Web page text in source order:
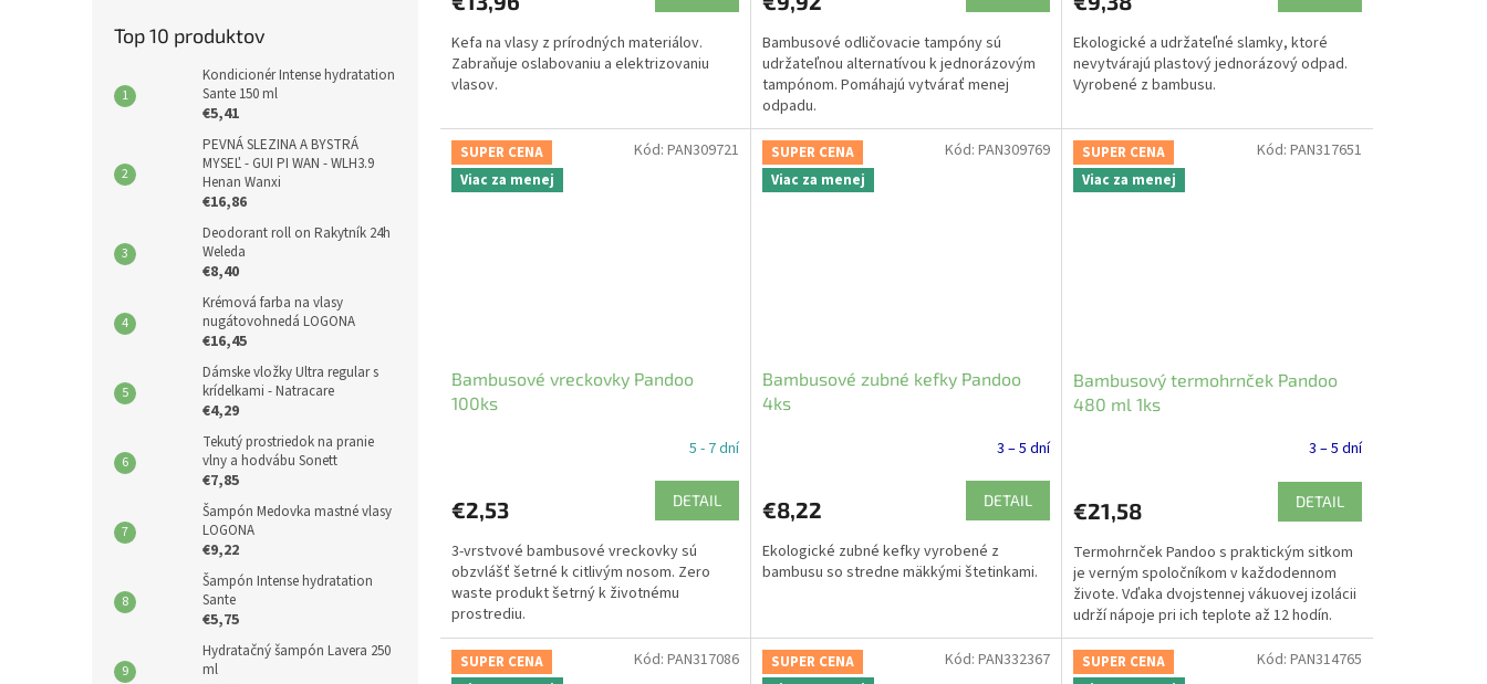
Top 10 produktov
Kondicionér Intense hydratation
Sante 150 ml
€5,41
PEVNÁ SLEZINA A BYSTRÁ
MYSEĽ - GUI PI WAN - WLH3.9
Henan Wanxi
€16,86
Deodorant roll on Rakytník 24h
Weleda
€8,40
Krémová farba na vlasy
nugátovohnedá LOGONA
€16,45
Dámske vložky Ultra regular s
krídelkami - Natracare
€4,29
Tekutý prostriedok na pranie
vlny a hodvábu Sonett
€7,85
Šampón Medovka mastné vlasy
LOGONA
€9,22
Šampón Intense hydratation
Sante
€5,75
Hydratačný šampón Lavera 250
ml
Kefa na vlasy z prírodných materiálov.
Zabraňuje oslabovaniu a elektrizovaniu
vlasov.
Bambusové odličovacie tampóny sú
udržateľnou alternatívou k jednorázovým
tampónom. Pomáhajú vytvárať menej
odpadu.
Ekologické a udržateľné slamky, ktoré
nevytvárajú plastový jednorázový odpad.
Vyrobené z bambusu.
SUPER CENA
Viac za menej
Bambusové vreckovky Pandoo
100ks
5 - 7 dní
€2,53 DETAIL
3-vrstvové bambusové vreckovky sú
obzvlášť šetrné k citlivým nosom. Zero
waste produkt šetrný k životnému
prostrediu.
Kód: PAN309721
SUPER CENA
Viac za menej
Bambusové zubné kefky Pandoo
4ks
3 – 5 dní
€8,22 DETAIL
Ekologické zubné kefky vyrobené z
bambusu so stredne mäkkými štetinkami.
Kód: PAN309769
SUPER CENA
Viac za menej
Bambusový termohrnček Pandoo
480 ml 1ks
3 – 5 dní
€21,58 DETAIL
Termohrnček Pandoo s praktickým sitkom
je verným spoločníkom v každodennom
živote. Vďaka dvojstennej vákuovej izolácii
udrží nápoje pri ich teplote až 12 hodín.
Kód: PAN317651
SUPER CENA
Kód: PAN317086
SUPER CENA
Kód: PAN332367
SUPER CENA
Kód: PAN314765